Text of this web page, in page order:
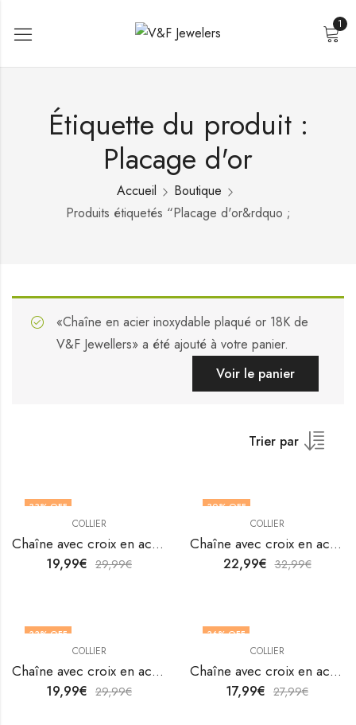
1
Étiquette du produit :
Placage d'or
Accueil
Boutique
Produits étiquetés “Placage d'or&rdquo ;
«Chaîne en acier inoxydable plaqué or 18K de
V&F Jewellers» a été ajouté à votre panier.
Voir le panier
Trier par
33% OFF
COLLIER
Chaîne avec croix en acier inoxydable plaqué or 18K par V&F Jewellers
19,99€ 29,99€
30% OFF
COLLIER
Chaîne avec croix en acier inoxydable plaqué or 18K par V&F Jewellers
22,99€ 32,99€
33% OFF
COLLIER
Chaîne avec croix en acier inoxydable plaqué or 18K par V&F Jewellers
19,99€ 29,99€
36% OFF
COLLIER
Chaîne avec croix en acier inoxydable plaqué or 18K par V&F Jewellers
17,99€ 27,99€